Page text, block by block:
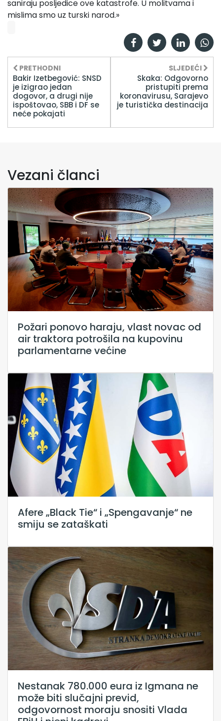
saniraju posljedice ove katastrofe. U molitvama i
mislima smo uz turski narod.»
PRETHODNI
Bakir Izetbegović: SNSD
je izigrao jedan
dogovor, a drugi nije
ispoštovao, SBB i DF se
neće pokajati
SLJEDEĆI
Skaka: Odgovorno
pristupiti prema
koronavirusu, Sarajevo
je turistička destinacija
Vezani članci
Požari ponovo haraju, vlast novac od
air traktora potrošila na kupovinu
parlamentarne većine
Afere „Black Tie“ i „Spengavanje“ ne
smiju se zataškati
Nestanak 780.000 eura iz Igmana ne
može biti slučajni previd,
odgovornost moraju snositi Vlada